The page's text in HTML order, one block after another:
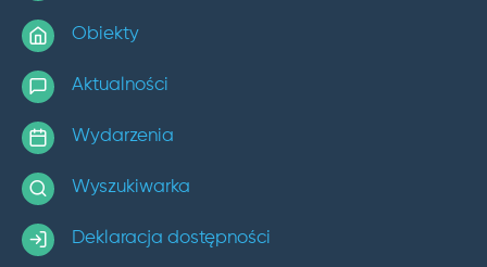
Obiekty
Aktualności
Wydarzenia
Wyszukiwarka
Deklaracja dostępności